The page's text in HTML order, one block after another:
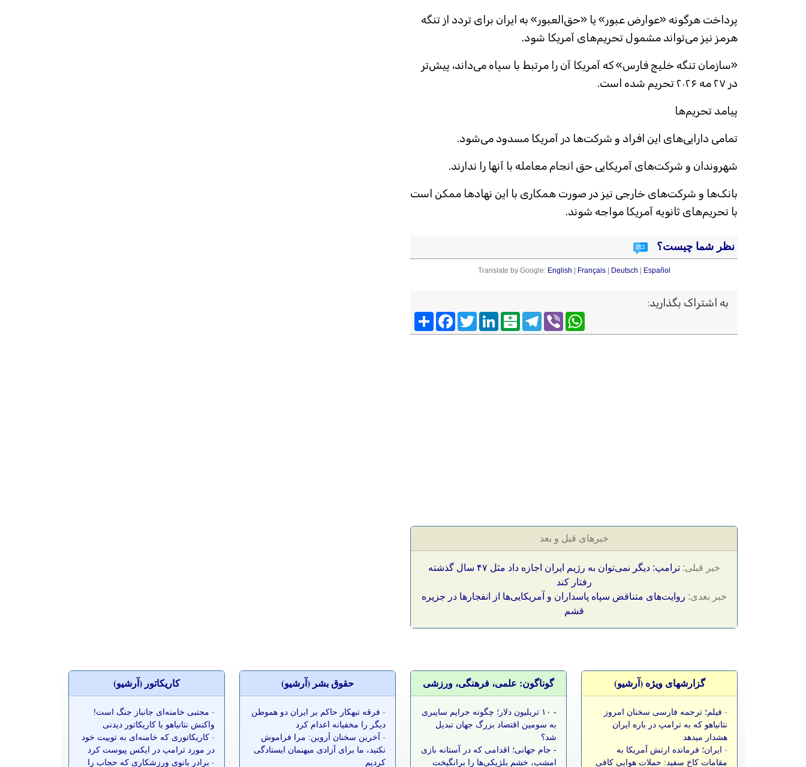
پرداخت هرگونه «عوارض عبور» یا «حق‌العبور» به ایران برای تردد از تنگه
هرمز نیز می‌تواند مشمول تحریم‌های آمریکا شود.
«سازمان تنگه خلیج فارس» که آمریکا آن را مرتبط با سپاه می‌داند، پیش‌تر
در ۲۷ مه ۲۰۲۶ تحریم شده است.
پیامد تحریم‌ها
تمامی دارایی‌های این افراد و شرکت‌ها در آمریکا مسدود می‌شود.
شهروندان و شرکت‌های آمریکایی حق انجام معامله با آنها را ندارند.
بانک‌ها و شرکت‌های خارجی نیز در صورت همکاری با این نهادها ممکن است
با تحریم‌های ثانویه آمریکا مواجه شوند.
نظر شما چیست؟
Translate by Google: English Français| Deutsch Español
به اشتراک بگذارید:
اشتراک
FacebookTwitter
LinkedInBalatarin
TelegramViber
WhatsApp
خبرهای قبل و بعد
خبر قبلی:
ترامپ: دیگر نمی‌توان به رژیم ایران اجازه داد مثل ۴۷ سال گذشته
رفتار کند
خبر بعدی: روایت‌های متناقض سپاه پاسداران و آمریکایی‌ها از انفجارها در جزیره
قشم
گزارشهای ویژه (آرشيو)
- فیلم؛ ترجمه فارسی سخنان امروز
نتانیاهو که به ترامپ در باره ایران
هشدار میدهد
- ایران؛ فرمانده ارتش آمریکا به
مقامات کاخ سفید: حملات هوایی کافی
گوناگون: علمی، فرهنگی، ورزشی
-
۱۰ تریلیون دلار؛ چگونه جرایم سایبری
به سومین اقتصاد بزرگ جهان تبدیل
شد؟
- جام جهانی؛ اقدامی که در آستانه بازی
امشب، خشم بلژیکی‌ها را برانگیخت
حقوق بشر (آرشيو)
- فرقه تبهکار حاکم بر ایران دو هموطن
دیگر را مخفیانه اعدام کرد
- آخرین سخنان آروین: مرا فراموش
نکنید، ما برای آزادی میهنمان ایستادگی
کردیم
کاريکاتور (آرشيو)
- مجتبی خامنه‌ای جانباز جنگ است!
واکنش نتانیاهو با کاریکاتور دیدنی
- کاریکاتوری که خامنه‌ای به توییت خود
در مورد ترامپ در ایکس پیوست کرد
- برادر بانوی ورزشکاری که حجاب را